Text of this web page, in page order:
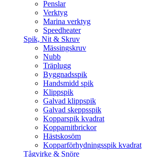
Penslar
Verktyg
Marina verktyg
Speedheater
Spik, Nit & Skruv
Mässingskruv
Nubb
Träplugg
Byggnadsspik
Handsmidd spik
Klippspik
Galvad klippspik
Galvad skeppsspik
Kopparspik kvadrat
Kopparnitbrickor
Hästskosöm
Kopparförhydningsspik kvadrat
Tågvirke & Snöre